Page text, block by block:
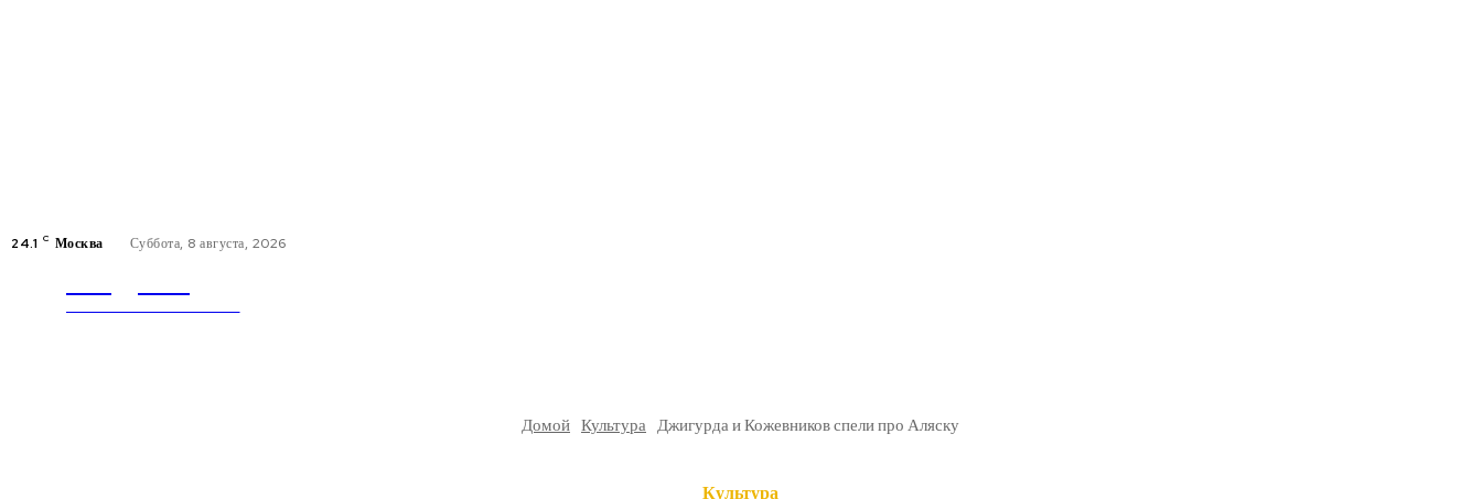
24.1 C Москва Суббота, 8 августа, 2026
Домой Культура Джигурда и Кожевников спели про Аляску
Культура